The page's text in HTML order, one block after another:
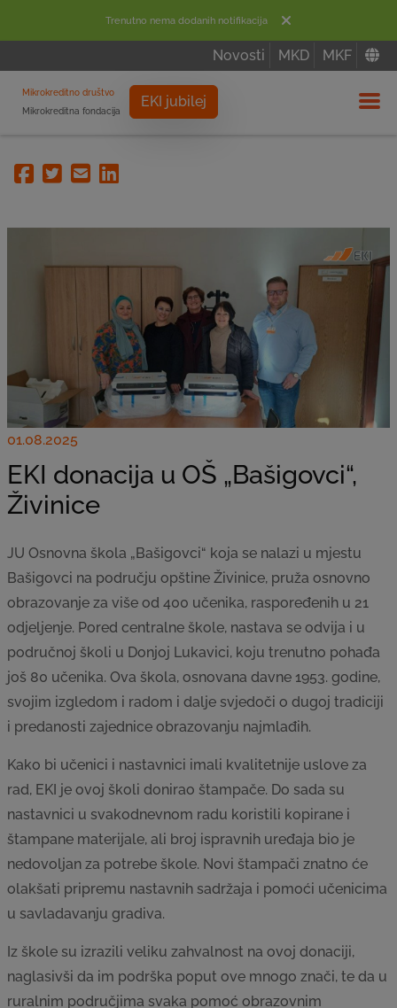
Trenutno nema dodanih notifikacija
Novosti MKD MKF
Mikrokreditno društvo
Mikrokreditna fondacija
EKI jubilej
Facebook
TwitterEmailLinkedin
01.08.2025
EKI donacija u OŠ „Bašigovci“,
Živinice
JU Osnovna škola „Bašigovci“ koja se nalazi u mjestu
Bašigovci na području opštine Živinice, pruža osnovno
obrazovanje za više od 400 učenika, raspoređenih u 21
odjeljenje. Pored centralne škole, nastava se odvija i u
područnoj školi u Donjoj Lukavici, koju trenutno pohađa
još 80 učenika. Ova škola, osnovana davne 1953. godine,
svojim izgledom i radom i dalje svjedoči o dugoj tradiciji
i predanosti zajednice obrazovanju najmlađih.
Kako bi učenici i nastavnici imali kvalitetnije uslove za
rad, EKI je ovoj školi donirao štampače. Do sada su
nastavnici u svakodnevnom radu koristili kopirane i
štampane materijale, ali broj ispravnih uređaja bio je
nedovoljan za potrebe škole. Novi štampači znatno će
olakšati pripremu nastavnih sadržaja i pomoći učenicima
u savladavanju gradiva.
Iz škole su izrazili veliku zahvalnost na ovoj donaciji,
naglasivši da im podrška poput ove mnogo znači, te da u
ruralnim područjima svaka pomoć obrazovnim